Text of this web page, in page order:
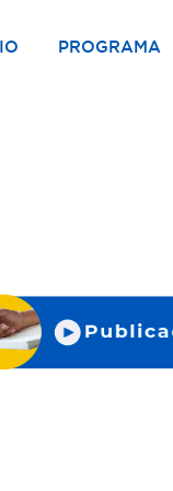
PROGRAMA